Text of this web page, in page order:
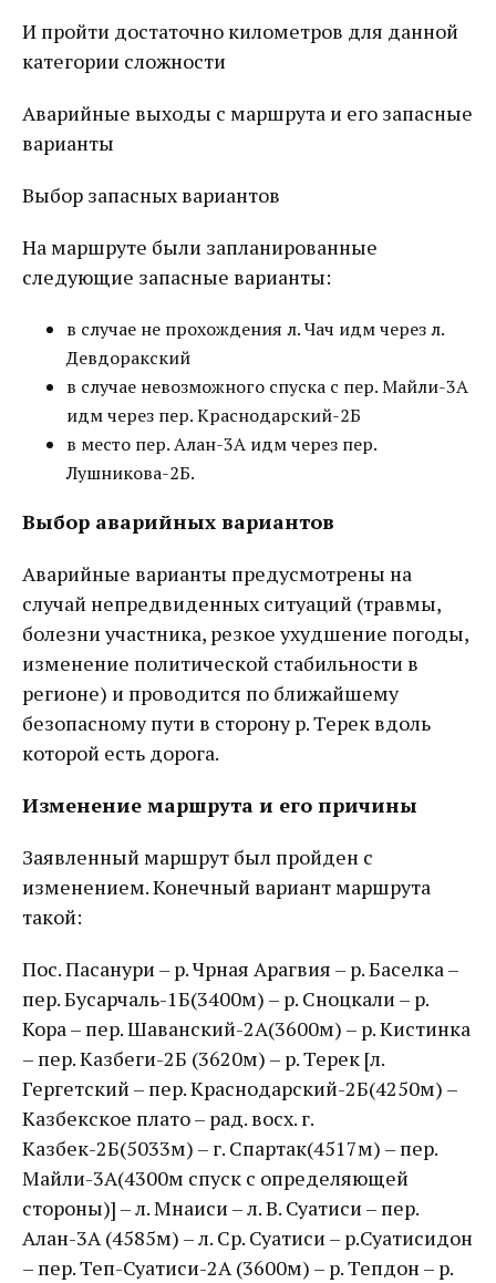
И пройти достаточно километров для данной
категории сложности
Аварийные выходы с маршрута и его запасные
варианты
Выбор запасных вариантов
На маршруте были запланированные
следующие запасные варианты:
в случае не прохождения л. Чач идм через л.
Девдоракский
в случае невозможного спуска с пер. Майли-3А
идм через пер. Краснодарский-2Б
в место пер. Алан-3А идм через пер.
Лушникова-2Б.
Выбор аварийных вариантов
Аварийные варианты предусмотрены на
случай непредвиденных ситуаций (травмы,
болезни участника, резкое ухудшение погоды,
изменение политической стабильности в
регионе) и проводится по ближайшему
безопасному пути в сторону р. Терек вдоль
которой есть дорога.
Изменение маршрута и его причины
Заявленный маршрут был пройден с
изменением. Конечный вариант маршрута
такой:
Пос. Пасанури – р. Чрная Арагвия – р. Баселка –
пер. Бусарчаль-1Б(3400м) – р. Сноцкали – р.
Кора – пер. Шаванский-2А(3600м) – р. Кистинка
– пер. Казбеги-2Б (3620м) – р. Терек [л.
Гергетский – пер. Краснодарский-2Б(4250м) –
Казбекское плато – рад. восх. г.
Казбек-2Б(5033м) – г. Спартак(4517м) – пер.
Майли-3А(4300м спуск с определяющей
стороны)] – л. Мнаиси – л. В. Суатиси – пер.
Алан-3А (4585м) – л. Ср. Суатиси – р.Суатисидон
– пер. Теп-Суатиси-2А (3600м) – р. Тепдон – р.